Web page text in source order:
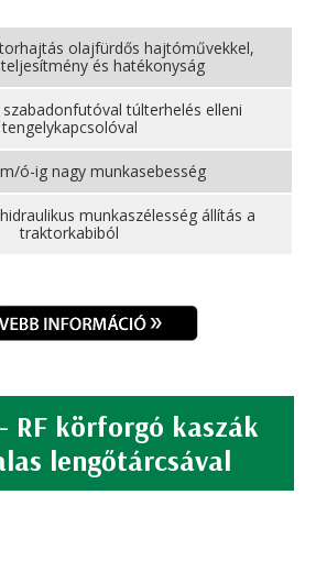
olajfürdős hajtóművekkel,
és hatékonyság
túlterhelés elleni
tengelykapcsolóval
ó-ig nagy munkasebesség
munkaszélesség állítás a
traktorkabiból
- RF körforgó kaszák
lengőtárcsával